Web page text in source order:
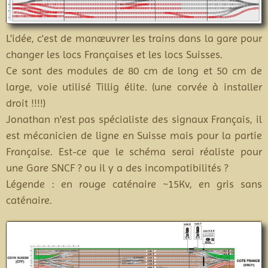
L'idée, c'est de manœuvrer les trains dans la gare pour
changer les locs Françaises et les locs Suisses.
Ce sont des modules de 80 cm de long et 50 cm de
large, voie utilisé Tillig élite. (une corvée à installer
droit !!!!)
Jonathan n'est pas spécialiste des signaux Français, il
est mécanicien de ligne en Suisse mais pour la partie
Française. Est-ce que le schéma serai réaliste pour
une Gare SNCF ? ou il y a des incompatibilités ?
Légende : en rouge caténaire ~15Kv, en gris sans
caténaire.